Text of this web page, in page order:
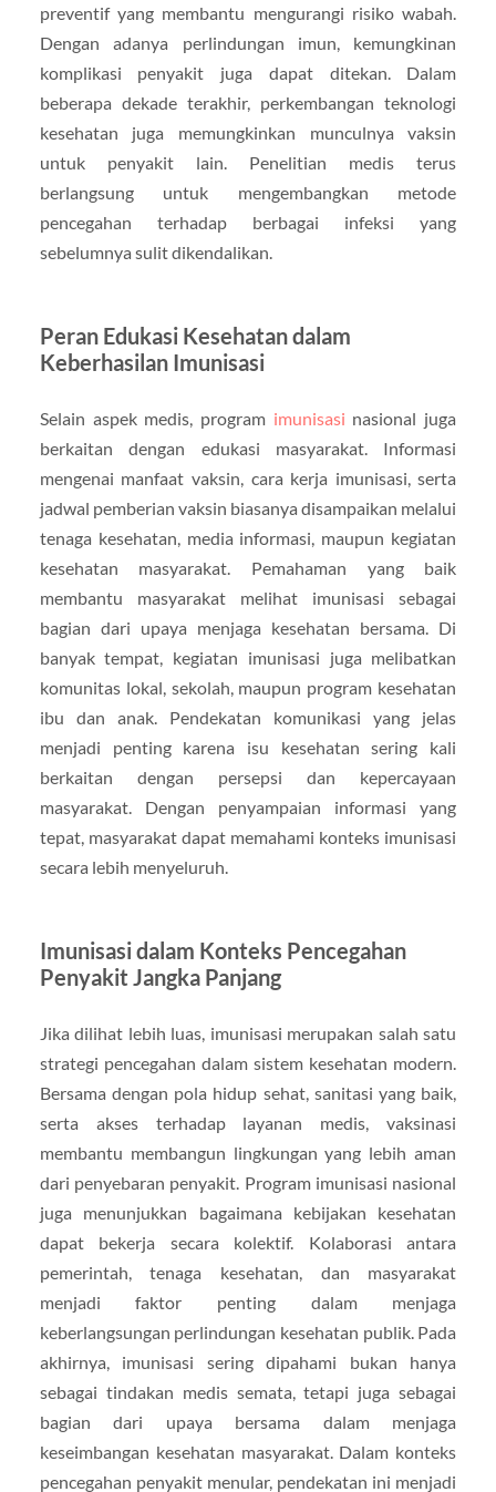
preventif yang membantu mengurangi risiko wabah.
Dengan adanya perlindungan imun, kemungkinan
komplikasi penyakit juga dapat ditekan. Dalam
beberapa dekade terakhir, perkembangan teknologi
kesehatan juga memungkinkan munculnya vaksin
untuk penyakit lain. Penelitian medis terus
berlangsung untuk mengembangkan metode
pencegahan terhadap berbagai infeksi yang
sebelumnya sulit dikendalikan.
Peran Edukasi Kesehatan dalam
Keberhasilan Imunisasi
Selain aspek medis, program imunisasi nasional juga
berkaitan dengan edukasi masyarakat. Informasi
mengenai manfaat vaksin, cara kerja imunisasi, serta
jadwal pemberian vaksin biasanya disampaikan melalui
tenaga kesehatan, media informasi, maupun kegiatan
kesehatan masyarakat. Pemahaman yang baik
membantu masyarakat melihat imunisasi sebagai
bagian dari upaya menjaga kesehatan bersama. Di
banyak tempat, kegiatan imunisasi juga melibatkan
komunitas lokal, sekolah, maupun program kesehatan
ibu dan anak. Pendekatan komunikasi yang jelas
menjadi penting karena isu kesehatan sering kali
berkaitan dengan persepsi dan kepercayaan
masyarakat. Dengan penyampaian informasi yang
tepat, masyarakat dapat memahami konteks imunisasi
secara lebih menyeluruh.
Imunisasi dalam Konteks Pencegahan
Penyakit Jangka Panjang
Jika dilihat lebih luas, imunisasi merupakan salah satu
strategi pencegahan dalam sistem kesehatan modern.
Bersama dengan pola hidup sehat, sanitasi yang baik,
serta akses terhadap layanan medis, vaksinasi
membantu membangun lingkungan yang lebih aman
dari penyebaran penyakit. Program imunisasi nasional
juga menunjukkan bagaimana kebijakan kesehatan
dapat bekerja secara kolektif. Kolaborasi antara
pemerintah, tenaga kesehatan, dan masyarakat
menjadi faktor penting dalam menjaga
keberlangsungan perlindungan kesehatan publik. Pada
akhirnya, imunisasi sering dipahami bukan hanya
sebagai tindakan medis semata, tetapi juga sebagai
bagian dari upaya bersama dalam menjaga
keseimbangan kesehatan masyarakat. Dalam konteks
pencegahan penyakit menular, pendekatan ini menjadi